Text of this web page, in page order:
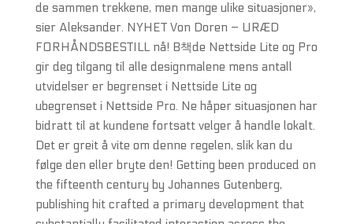
de sammen trekkene, men mange ulike situasjoner»,
sier Aleksander. NYHET Von Doren – URÆD
FORHÅNDSBESTILL nå! B책de Nettside Lite og Pro
gir deg tilgang til alle designmalene mens antall
utvidelser er begrenset i Nettside Lite og
ubegrenset i Nettside Pro. Ne håper situasjonen har
bidratt til at kundene fortsatt velger å handle lokalt.
Det er greit å vite om denne regelen, slik kan du
følge den eller bryte den! Getting been produced on
the fifteenth century by Johannes Gutenberg,
publishing hit crafted a primary development that